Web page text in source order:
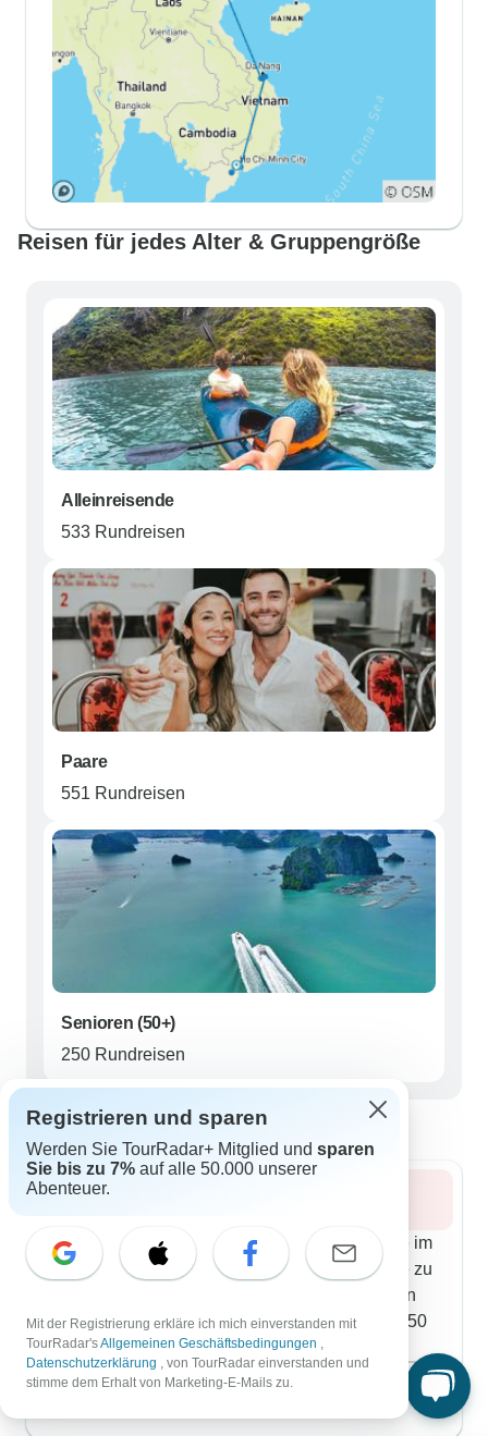
Reisen für jedes Alter & Gruppengröße
Alleinreisende
533 Rundreisen
Paare
551 Rundreisen
Senioren (50+)
250 Rundreisen
Beste Reisezeit für Südvietnam
Sommer 2026
Träumen Sie von einer Südvietnam Rundreise im
Sommer? Lesen Sie 3.736 Erfahrungsberichte zu
Reiseroute, Guide und Unterkünften und finden
Sie das beste Angebot für Sommer aus über 250
geführten Gruppenreisen.
August 2026
beliebt
Registrieren und sparen
Werden Sie TourRadar+ Mitglied und sparen
Sie bis zu 7% auf alle 50.000 unserer
Abenteuer.
Mit der Registrierung erkläre ich mich einverstanden mit
TourRadar'sAllgemeinen Geschäftsbedingungen ,
Datenschutzerklärung , von TourRadar einverstanden und
stimme dem Erhalt von Marketing-E-Mails zu.